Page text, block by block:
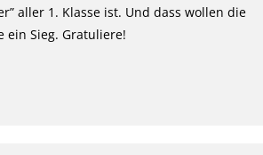
aller 1. Klasse ist. Und dass wollen die
ein Sieg. Gratuliere!